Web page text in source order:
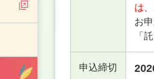
は
お
「
申込締切